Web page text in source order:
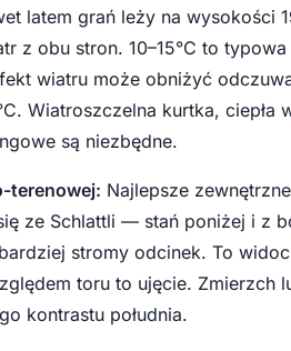
latem grań leży na wysokości
z obu stron. 10–15°C to typowa
wiatru może obniżyć
Wiatroszczelna kurtka, ciepła
są niezbędne.
terenowej: Najlepsze
ze Schlattli — stań poniżej i z
stromy odcinek. To
toru to ujęcie. Zmierzch
kontrastu południa.